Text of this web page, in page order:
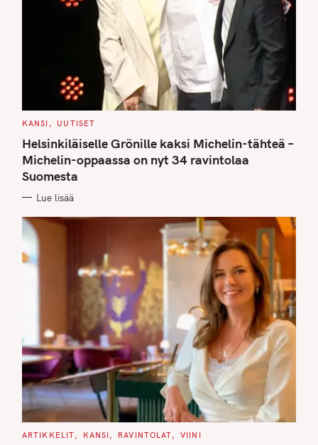
C
T
E
G
O
R
I
S
KANSI UUTISET
Helsinkiläiselle Grönille kaksi Michelin-tähteä –
Michelin-oppaassa on nyt 34 ravintolaa
Suomesta
Lue lisää
C
ARTIKKELIT KANSI RAVINTOLAT VIINI